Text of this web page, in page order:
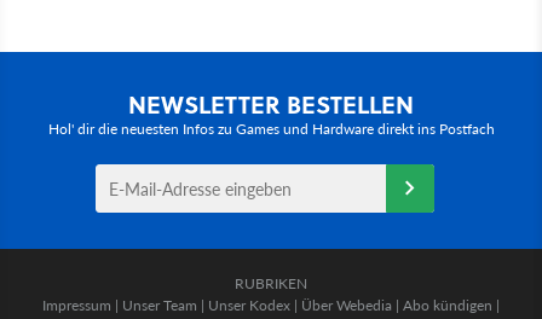
NEWSLETTER BESTELLEN
Hol' dir die neuesten Infos zu Games und Hardware direkt ins Postfach
RUBRIKEN
Impressum | Unser Team | Unser Kodex | Über Webedia | Abo kündigen |